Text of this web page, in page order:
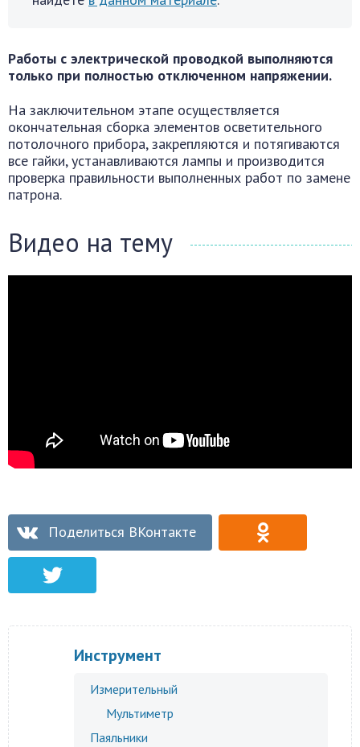
Работы с электрической проводкой выполняются
только при полностью отключенном напряжении.
На заключительном этапе осуществляется
окончательная сборка элементов осветительного
потолочного прибора, закрепляются и потягиваются
все гайки, устанавливаются лампы и производится
проверка правильности выполненных работ по замене
патрона.
Видео на тему
Поделиться ВКонтакте
Инструмент
Измерительный
Мультиметр
Паяльники